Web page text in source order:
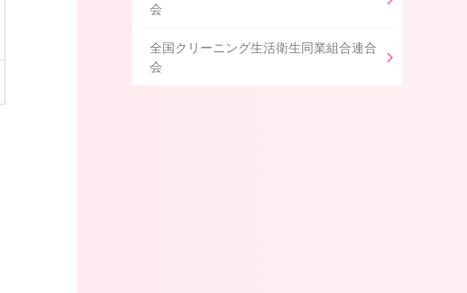
会
全国クリーニング生活衛生同業組合連合
会